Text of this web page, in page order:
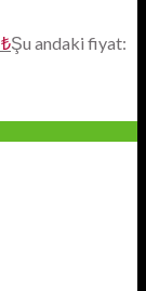
₺Şu andaki fiyat: